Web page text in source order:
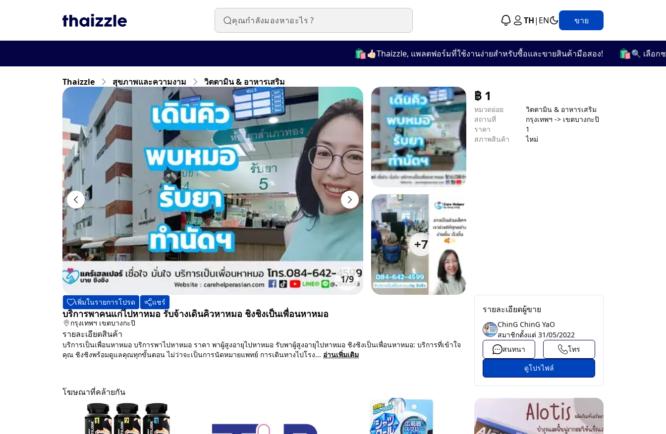
TH| EN ขาย
👍🏻Thaizzle, แพลตฟอร์มที่ใช้งานง่ายสำหรับซื้อและขายสินค้ามือสอง! 🛍️ 🔍 เลือกชมจ
Thaizzle สุขภาพและความงาม วิตตามิน & อาหารเสริม
1/9
+7
฿ 1
หมวดย่อย
วิตตามิน & อาหารเสริม
สถานที่
กรุงเทพฯ -> เขตบางกะปิ
ราคา
1
สภาพสินค้า
ไหม่
เพิ่มในรายการโปรด แชร์
บริการพาคนแก่ไปหาหมอ รับจ้างเดินคิวหาหมอ ชิงชิงเป็นเพื่อนหาหมอ
กรุงเทพฯ เขตบางกะปิ
รายละเอียดสินค้า
บริการเป็นเพื่อนหาหมอ บริการพาไปหาหมอ ราคา พาผู้สูงอายุไปหาหมอ รับพาผู้สูงอายุไปหาหมอ ชิงชิงเป็นเพื่อนหาหมอ: บริการที่เข้าใจ
คุณ ชิงชิงพร้อมดูแลคุณทุกขั้นตอน ไม่ว่าจะเป็นการนัดหมายแพทย์ การเดินทางไปโรง... อ่านเพิ่มเติม
รายละเอียดผู้ขาย
ChinG ChinG YaO
สมาชิกตั้งแต่ 31/05/2022
สนทนา
โทร
ดูโปรไฟล์
โฆษณาที่คล้ายกัน